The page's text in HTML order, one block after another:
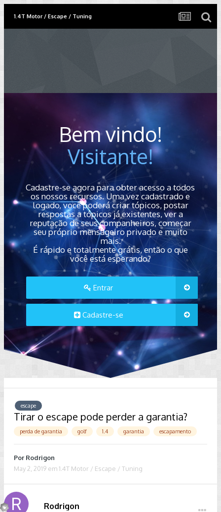
1.4T Motor / Escape / Tuning
Bem vindo!
Visitante!
Cadastre-se agora para obter acesso a todos
os nossos recursos. Uma vez cadastrado e
logado, você poderá criar tópicos, postar
respostas a tópicos já existentes, ver a
reputação de seus companheiros, começar
seu próprio mensageiro privado e muito
mais.
É rápido e totalmente grátis, então o que
você está esperando?
Entrar
Cadastre-se
escape
Tirar o escape pode perder a garantia?
perda de garantia golf 1.4 garantia escapamento
Por Rodrigon
May 2, 2019 em1.4T Motor / Escape / Tuning
Rodrigon